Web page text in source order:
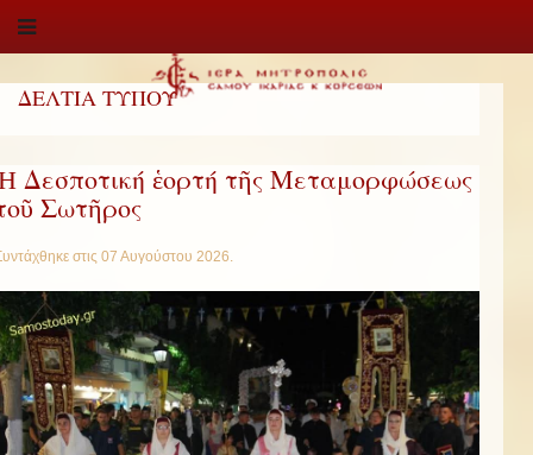
ΔΕΛΤΙΑ ΤΥΠΟΥ
Δεσποτική ἑορτή τῆς Μεταμορφώσεως
Σωτῆρος
στις 07 Αυγούστου 2026.